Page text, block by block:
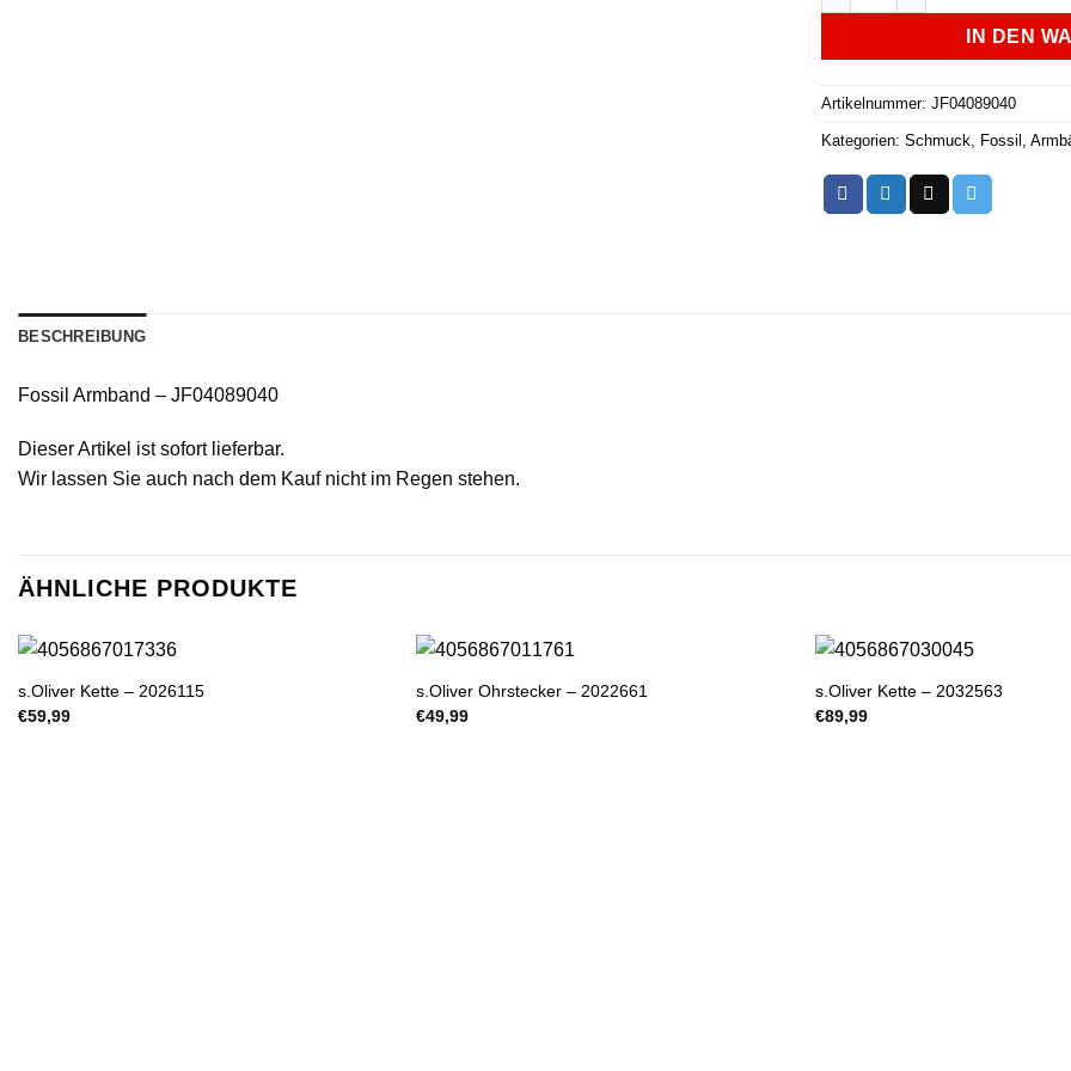
IN DEN
Artikelnummer: JF04089040
Kategorien: Schmuck Fossil
BESCHREIBUNG
Fossil Armband – JF04089040
Dieser Artikel ist sofort lieferbar.
Wir lassen Sie auch nach dem Kauf nicht im Regen stehen.
ÄHNLICHE PRODUKTE
s.Oliver Kette – 2026115
€59,99
s.Oliver Ohrstecker – 2022661
€49,99
s.Oliver Kette – 2032563
€89,99